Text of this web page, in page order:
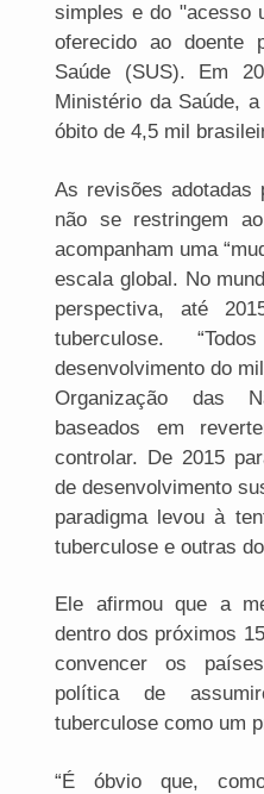
simples e do "acesso
oferecido ao doente
Saúde (SUS). Em
Ministério da Saúde,
óbito de 4,5 mil
As revisões adotadas
não se restringem
acompanham uma
escala global. No
perspectiva, até
tuberculose.
desenvolvimento do
Organização das
baseados em
controlar. De 2015
de desenvolvimento
paradigma levou à
tuberculose e outras
Ele afirmou que a
dentro dos próximos
convencer os
política de
tuberculose como um
“É óbvio que,